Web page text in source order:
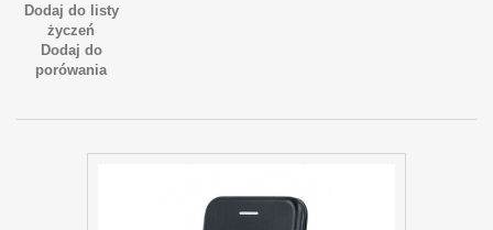
Dodaj do listy
życzeń
Dodaj do
porówania